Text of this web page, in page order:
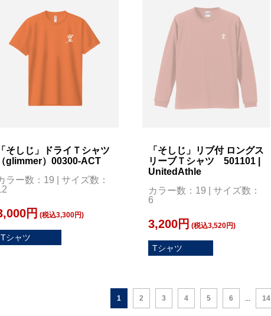
そしじ」ドライＴシャツ
glimmer）00300-ACT
ラー数：19 | サイズ数：
Tシャツ
円 (税込3,300円)
「そしじ」リブ付 ロングス
リーブＴシャツ 501101 |
UnitedAthle
カラー数：19 | サイズ数：
6
Tシャツ
3,200円 (税込3,520円)
1 2 3 4 5 6 ... 14